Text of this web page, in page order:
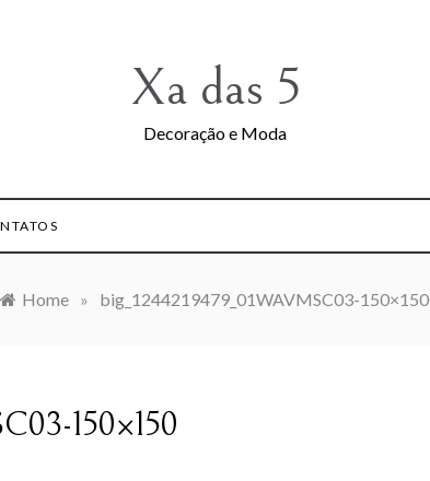
Xa das 5
Decoração e Moda
Home » big_1244219479_01WAVMSC03-150×150
150×150